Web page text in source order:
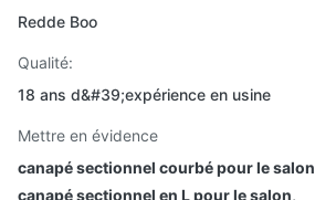
Redde Boo
Qualité:
18 ans d&#39;expérience en usine
Mettre en évidence
canapé sectionnel courbé pour le salon
canapé sectionnel en L pour le salon,